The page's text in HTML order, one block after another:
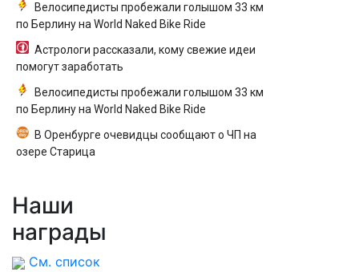
Велосипедисты пробежали голышом 33 км
по Берлину на World Naked Bike Ride
Астрологи рассказали, кому свежие идеи
помогут заработать
Велосипедисты пробежали голышом 33 км
по Берлину на World Naked Bike Ride
В Оренбурге очевидцы сообщают о ЧП на
озере Старица
Наши
награды
См. список